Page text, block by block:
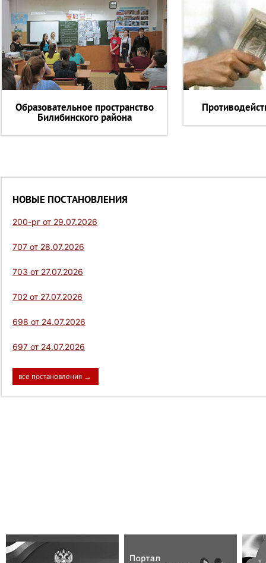
Образовательное пространство
Билибинского района
НОВЫЕ ПОСТАНОВЛЕНИЯ
200-рг от 29.07.2026
707 от 28.07.2026
703 от 27.07.2026
702 от 27.07.2026
698 от 24.07.2026
697 от 24.07.2026
все постановления →